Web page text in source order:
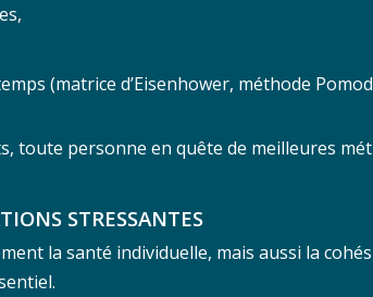
(matrice d’Eisenhower, méthode
toute personne en quête de meilleures
STRESSANTES
la santé individuelle, mais aussi la